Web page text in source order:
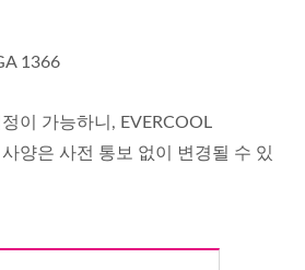
1366
이 가능하니, EVERCOOL
양은 사전 통보 없이 변경될 수 있